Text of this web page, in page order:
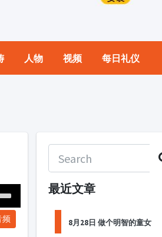
人物 视频 每日礼仪
频
最近文章
8月28日 做个明智的童女